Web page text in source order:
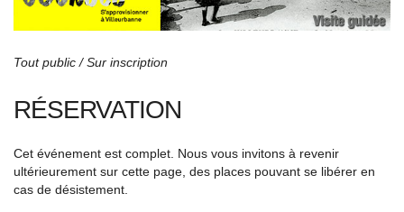
Tout public / Sur inscription
RÉSERVATION
Cet événement est complet. Nous vous invitons à revenir
ultérieurement sur cette page, des places pouvant se libérer en
cas de désistement.